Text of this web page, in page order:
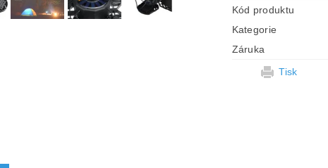
Kód produktu
Kategorie
Záruka
Tisk